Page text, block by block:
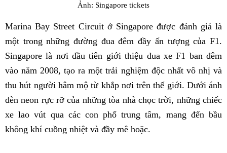
Ảnh: Singapore tickets
Marina Bay Street Circuit ở Singapore được đánh giá là
một trong những đường đua đêm đầy ấn tượng của F1.
Singapore là nơi đầu tiên giới thiệu đua xe F1 ban đêm
vào năm 2008, tạo ra một trải nghiệm độc nhất vô nhị và
thu hút người hâm mộ từ khắp nơi trên thế giới. Dưới ánh
đèn neon rực rỡ của những tòa nhà chọc trời, những chiếc
xe lao vút qua các con phố trung tâm, mang đến bầu
không khí cuồng nhiệt và đầy mê hoặc.